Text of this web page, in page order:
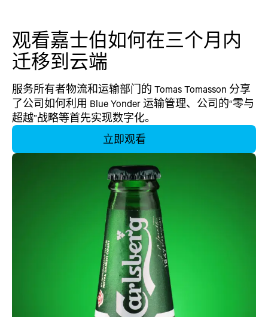
观看嘉士伯如何在三个月内
迁移到云端
服务所有者物流和运输部门的 Tomas Tomasson 分享
了公司如何利用 Blue Yonder 运输管理、公司的“零与
超越”战略等首先实现数字化。
立即观看